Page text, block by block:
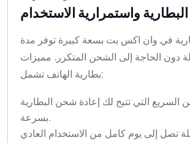
واستمرارية الاستخدام
في وان اكس بت بسعة كبيرة توفر مدة
دون الحاجة إلى الشحن المتكرر. مميزات
بطارية الهاتف تشمل:
السريع التي تتيح لك إعادة شحن البطارية
بسرعة.